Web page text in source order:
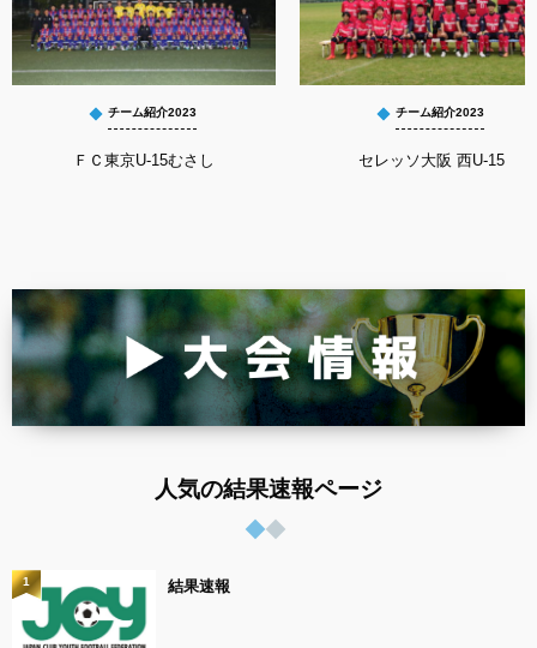
チーム紹介2023
ＦＣ東京U-15むさし
チーム紹介2023
セレッソ大阪 西U-15
人気の結果速報ページ
結果速報
1